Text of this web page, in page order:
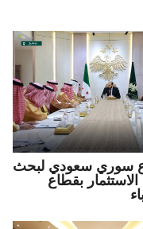
سوري سعودي لبحث
بقطاع